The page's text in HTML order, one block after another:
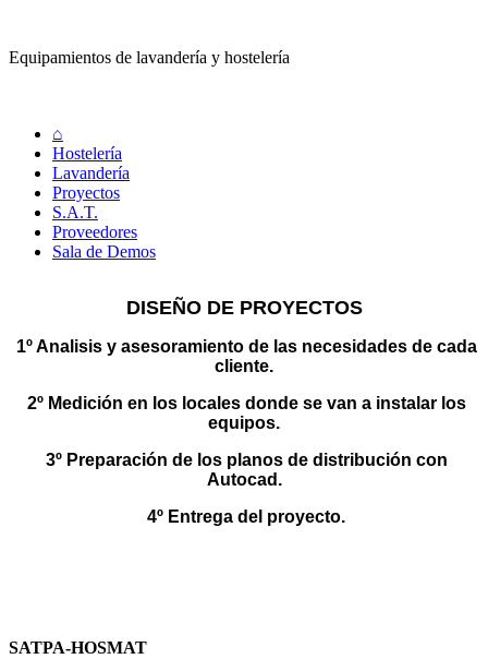
Equipamientos de lavandería y hostelería
⌂
Hostelería
Lavandería
Proyectos
S.A.T.
Proveedores
Sala de Demos
DISEÑO DE PROYECTOS
1º Analisis y asesoramiento de las necesidades de cada
cliente.
2º Medición en los locales donde se van a instalar los
equipos.
3º Preparación de los planos de distribución con
Autocad.
4º Entrega del proyecto.
SATPA-HOSMAT